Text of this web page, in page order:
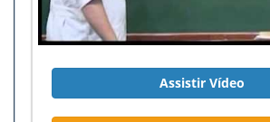
Assistir Vídeo